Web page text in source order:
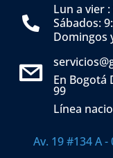
Lun a vier :
Sábados:
Domingos
En Bogotá
99
Línea
Av. 19 #134 A